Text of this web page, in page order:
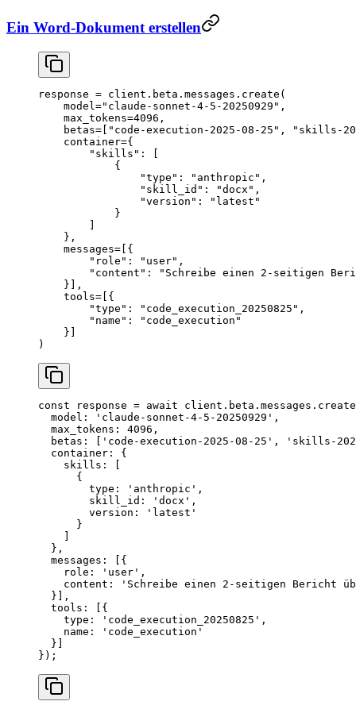
Ein Word-Dokument erstellen
response = client.beta.messages.create(
    model
="claude-sonnet-4-5-20250929" ,
    max_tokens
=4096 ,
    betas
= [ "code-execution-2025-08-25" ,
"skills-
    container
={
        "skills"
: [
            {
                "type"
: "anthropic" ,
                "skill_id"
: "docx" ,
                "version"
:
"latest"
            }
        ]
    },
    messages
= [{
        "role"
: "user" ,
        "content"
:
"Schreibe einen 2-seitigen
    }],
    tools
= [{
        "type"
: "code_execution_20250825" ,
        "name"
:
"code_execution"
    }]
)
const response = await client.beta.messages. create
  model:
'claude-sonnet-4-5-20250929' ,
  max_tokens:
4096 ,
  betas: [
'code-execution-2025-08-25' ,
'skills-
  container: {
    skills: [
      {
        type:
'anthropic' ,
        skill_id:
'docx' ,
        version:
'latest'
      }
    ]
  },
  messages: [{
    role:
'user' ,
    content:
'Schreibe einen 2-seitigen Bericht
  }],
  tools: [{
    type:
'code_execution_20250825' ,
    name:
'code_execution'
  }]
});